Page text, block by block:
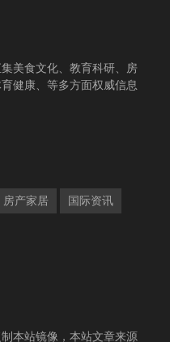
美食文化、教育科研、房
健康、等多方面权威信息
房产家居 国际资讯
本站镜像，本站文章来源